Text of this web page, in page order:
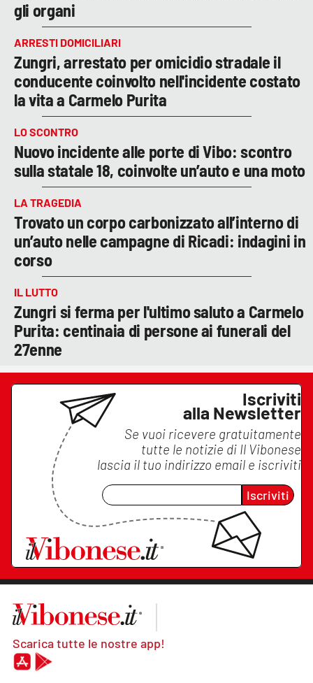
gli organi
ARRESTI DOMICILIARI
Zungri, arrestato per omicidio stradale il
conducente coinvolto nell'incidente costato
la vita a Carmelo Purita
LO SCONTRO
Nuovo incidente alle porte di Vibo: scontro
sulla statale 18, coinvolte un’auto e una moto
LA TRAGEDIA
Trovato un corpo carbonizzato all’interno di
un’auto nelle campagne di Ricadi: indagini in
corso
IL LUTTO
Zungri si ferma per l'ultimo saluto a Carmelo
Purita: centinaia di persone ai funerali del
27enne
Iscriviti
alla Newsletter
Se vuoi ricevere gratuitamente
tutte le notizie di Il Vibonese
lascia il tuo indirizzo email e iscriviti
Iscriviti
Scarica tutte le nostre app!